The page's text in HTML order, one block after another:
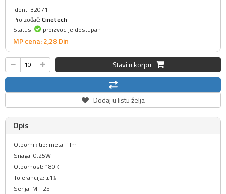
Ident: 32071
Proizođač: Cinetech
Status:
proizvod je dostupan
MP cena: 2,28Din
Stavi u korpu
Dodaj u listu želja
Opis
Otpornik tip: metal film
Snaga: 0.25W
Otpornost: 180K
Tolerancija: ±1%
Serija: MF-25